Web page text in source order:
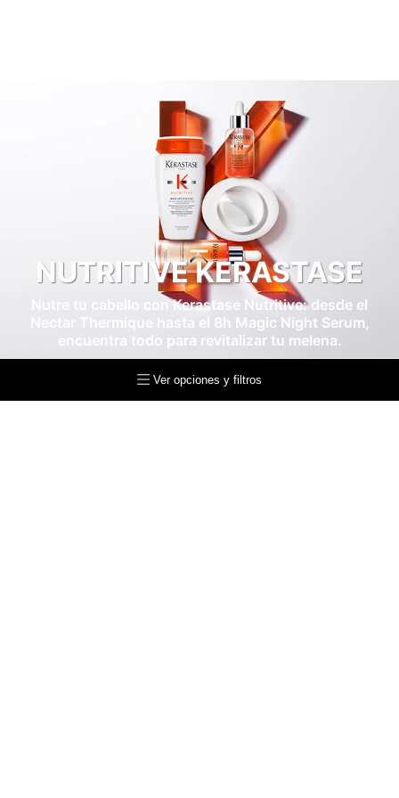
NUTRITIVE KERASTASE
Nutre tu cabello con Kerastase Nutritive: desde el
Nectar Thermique hasta el 8h Magic Night Serum,
encuentra todo para revitalizar tu melena.
Ver opciones y filtros